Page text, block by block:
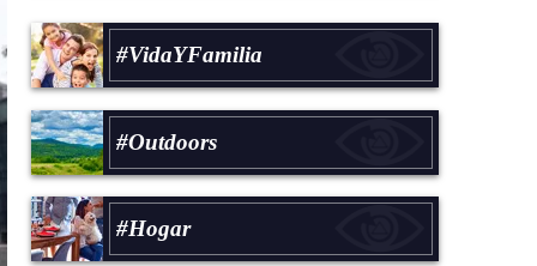
#VidaYFamilia
#Outdoors
#Hogar